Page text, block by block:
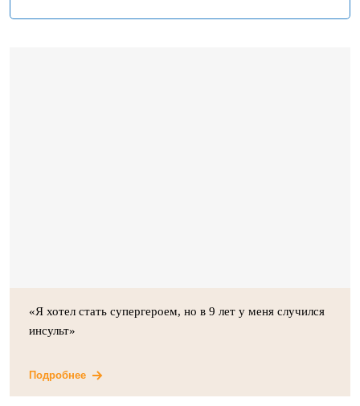
«Я хотел стать супергероем, но в 9 лет у меня случился
инсульт»
Подробнее